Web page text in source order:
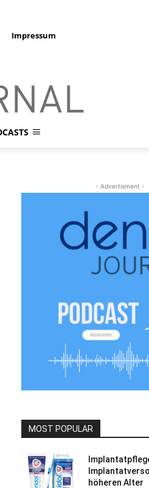
Impressum
- Advertisment -
MOST POPULAR
höheren Alter